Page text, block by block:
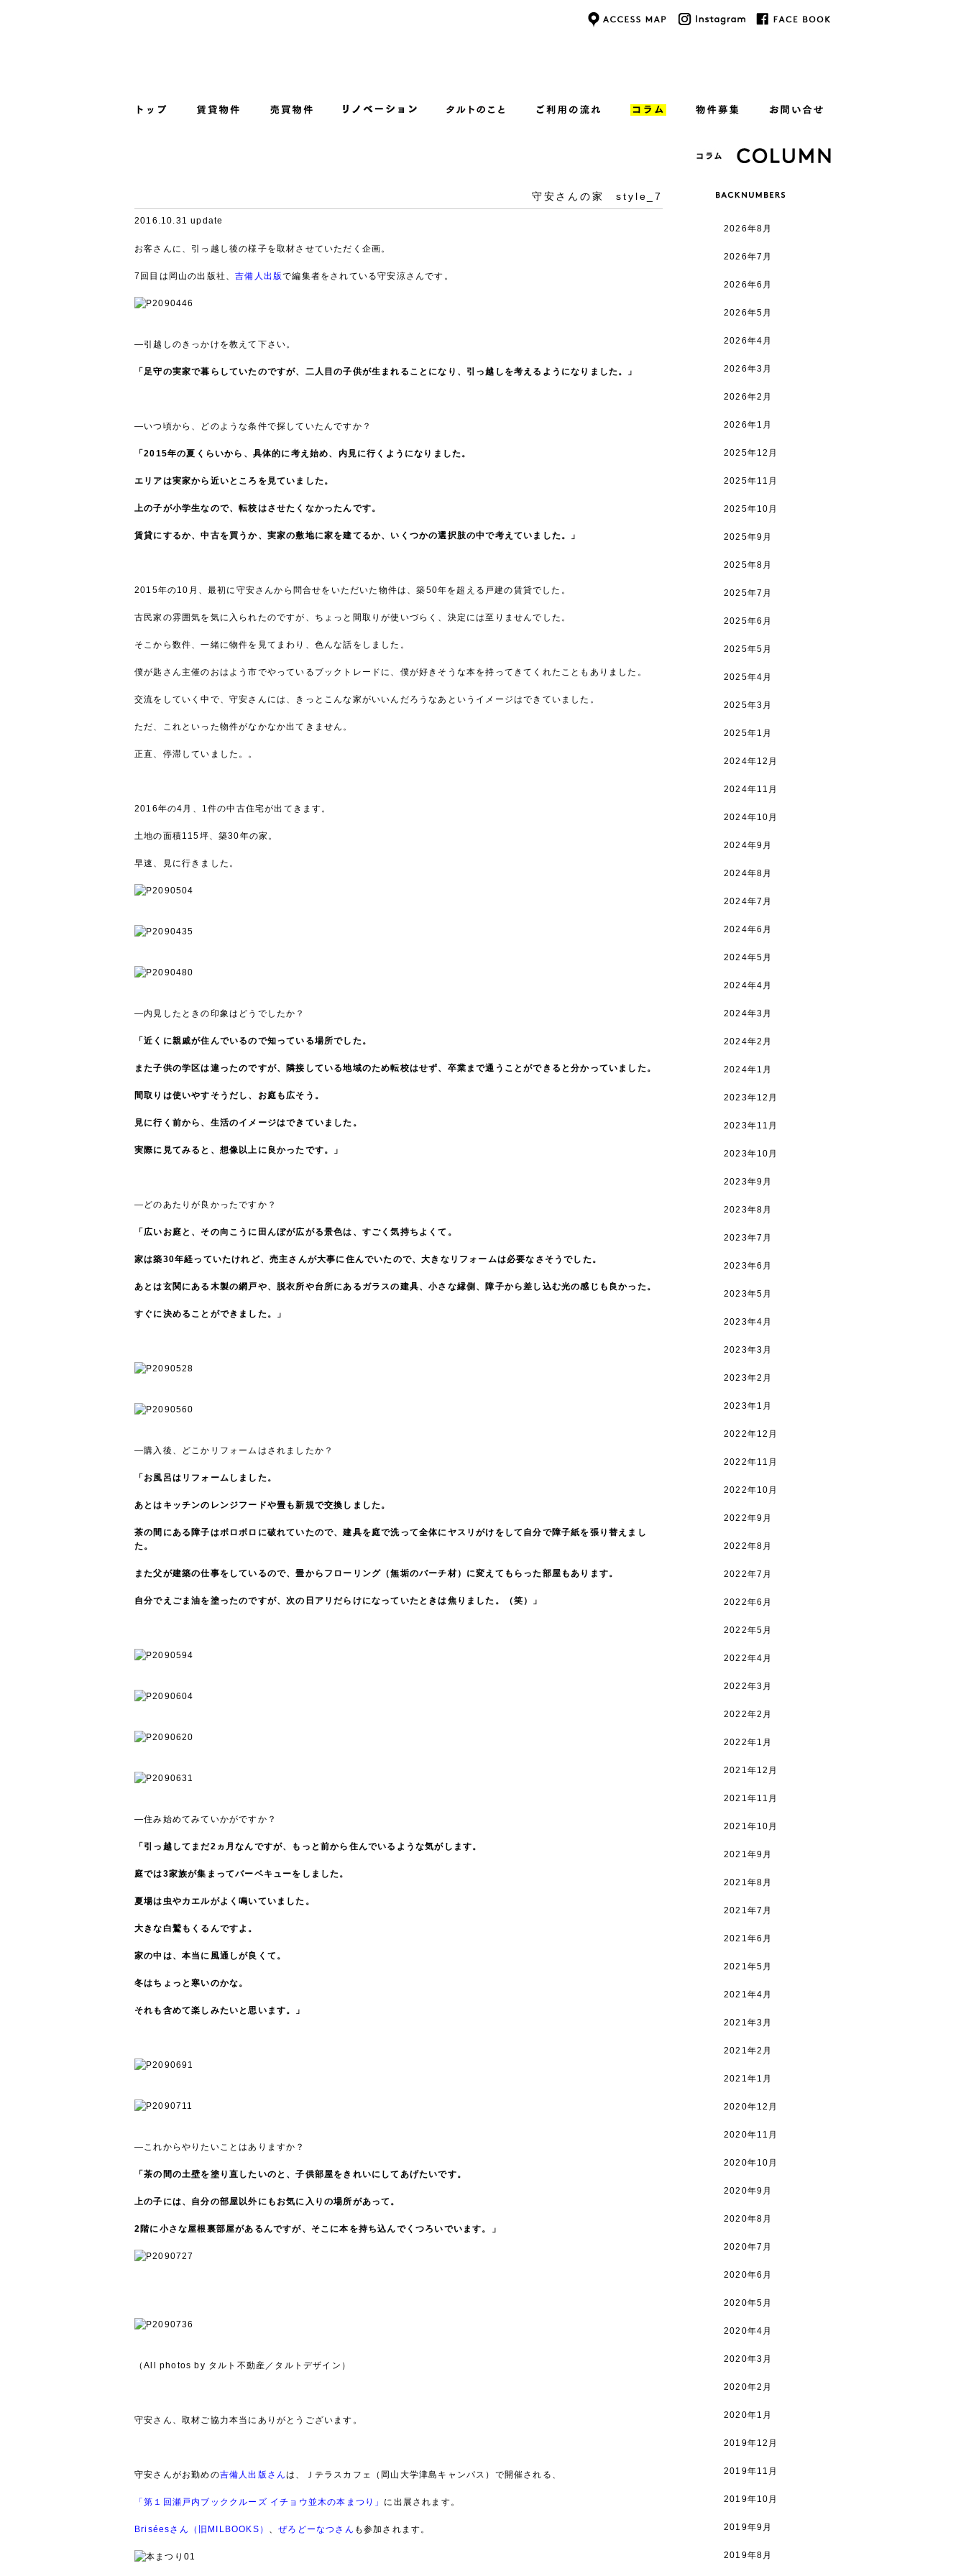
守安さんの家 style_7
2016.10.31 update
お客さんに、引っ越し後の様子を取材させていただく企画。
7回目は岡山の出版社、吉備人出版で編集者をされている守安涼さんです。
―引越しのきっかけを教えて下さい。
「足守の実家で暮らしていたのですが、二人目の子供が生まれることになり、引っ越しを考えるようになりました。」
―いつ頃から、どのような条件で探していたんですか？
「2015年の夏くらいから、具体的に考え始め、内見に行くようになりました。
エリアは実家から近いところを見ていました。
上の子が小学生なので、転校はさせたくなかったんです。
賃貸にするか、中古を買うか、実家の敷地に家を建てるか、いくつかの選択肢の中で考えていました 。」
2015年の10月、最初に守安さんから問合せをいただいた物件は、築50年を超える戸建の賃貸でした。
古民家の雰囲気を気に入られたのですが、ちょっと間取りが使いづらく、決定には至りませんでした。
そこから数件、一緒に物件を見てまわり、色んな話をしました。
僕が匙さん主催のおはよう市でやっているブックトレードに、僕が好きそうな本を持ってきてくれたこともありました。
交流をしていく中で、守安さんには、きっとこんな家がいいんだろうなあというイメージはできていました。
ただ、これといった物件がなかなか出てきません。
正直、停滞していました。。
2016年の4月、1件の中古住宅が出てきます。
土地の面積115坪、築30年の家。
早速、見に行きました。
―内見したときの印象はどうでしたか？
「近くに親戚が住んでいるので知っている場所でした。
また子供の学区は違ったのですが、隣接している地域のため転校はせず、卒業まで通うことができると分かっていました。
間取りは使いやすそうだし、お庭も広そう。
見に行く前から、生活のイメージはできていました。
実際に見てみると、想像以上に良かったです。」
―どのあたりが良かったですか？
「広いお庭と、その向こうに田んぼが広がる景色は、すごく気持ちよくて。
家は築30年経っていたけれど、売主さんが大事に住んでいたので、大きなリフォームは必要なさそうでした。
あとは玄関にある木製の網戸や、脱衣所や台所にあるガラスの建具、小さな縁側、障子から差し込む光の感じも良かった。
すぐに決めることができました。」
―購入後、どこかリフォームはされましたか？
「お風呂はリフォームしました。
あとはキッチンのレンジフードや畳も新規で交換しました。
茶の間にある障子はボロボロに破れていたので、建具を庭で洗って全体にヤスリがけをして自分で障子紙を張り替えまし
た。
また父が建築の仕事をしているので、畳からフローリング（無垢のバーチ材）に変えてもらった部屋もあります。
自分でえごま油を塗ったのですが、次の日アリだらけになっていたときは焦りました。（笑）」
―住み始めてみていかがですか？
「引っ越してまだ2ヵ月なんですが、もっと前から住んでいるような気がします。
庭では3家族が集まってバーベキューをしました。
夏場は虫やカエルがよく鳴いていました。
大きな白鷲もくるんですよ。
家の中は、本当に風通しが良くて。
冬はちょっと寒いのかな。
それも含めて楽しみたいと思います。」
―これからやりたいことはありますか？
「茶の間の土壁を塗り直したいのと、子供部屋をきれいにしてあげたいです。
上の子には、自分の部屋以外にもお気に入りの場所があって。
2階に小さな屋根裏部屋があるんですが、そこに本を持ち込んでくつろいでいます。」
（All photos by タルト不動産／タルトデザイン）
守安さん、取材ご協力本当にありがとうございます。
守安さんがお勤めの吉備人出版さんは、Ｊテラスカフェ（岡山大学津島キャンパス）で開催される、
「第１回瀬戸内ブッククルーズ イチョウ並木の本まつり」 に出展されます。
Briséesさん（旧MILBOOKS） 、ぜろどーなつさん も参加されます。
2026年8月
2026年7月
2026年6月
2026年5月
2026年4月
2026年3月
2026年2月
2026年1月
2025年12月
2025年11月
2025年10月
2025年9月
2025年8月
2025年7月
2025年6月
2025年5月
2025年4月
2025年3月
2025年1月
2024年12月
2024年11月
2024年10月
2024年9月
2024年8月
2024年7月
2024年6月
2024年5月
2024年4月
2024年3月
2024年2月
2024年1月
2023年12月
2023年11月
2023年10月
2023年9月
2023年8月
2023年7月
2023年6月
2023年5月
2023年4月
2023年3月
2023年2月
2023年1月
2022年12月
2022年11月
2022年10月
2022年9月
2022年8月
2022年7月
2022年6月
2022年5月
2022年4月
2022年3月
2022年2月
2022年1月
2021年12月
2021年11月
2021年10月
2021年9月
2021年8月
2021年7月
2021年6月
2021年5月
2021年4月
2021年3月
2021年2月
2021年1月
2020年12月
2020年11月
2020年10月
2020年9月
2020年8月
2020年7月
2020年6月
2020年5月
2020年4月
2020年3月
2020年2月
2020年1月
2019年12月
2019年11月
2019年10月
2019年9月
2019年8月